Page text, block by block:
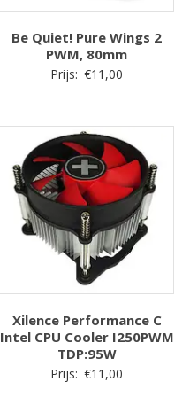
Be Quiet! Pure Wings 2
PWM, 80mm
Prijs: €11,00
Xilence Performance C
Intel CPU Cooler I250PWM
TDP:95W
Prijs: €11,00